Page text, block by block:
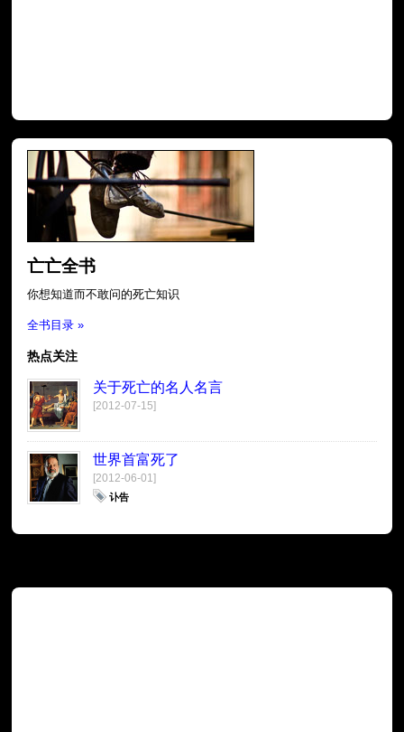
亡亡全书
你想知道而不敢问的死亡知识
全书目录 »
热点关注
关于死亡的名人名言
[2012-07-15]
世界首富死了
[2012-06-01]
讣告